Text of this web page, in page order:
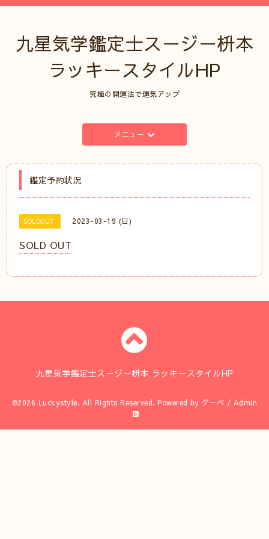
九星気学鑑定士スージー枡本
ラッキースタイルHP
究極の開運法で運気アップ
メニュー
鑑定予約状況
SOLDOUT 2023-03-19 (日)
SOLD OUT
九星気学鑑定士スージー枡本 ラッキースタイルHP
©2026 Luckystyle. All Rights Reserved. Powered by グーペ / Admin